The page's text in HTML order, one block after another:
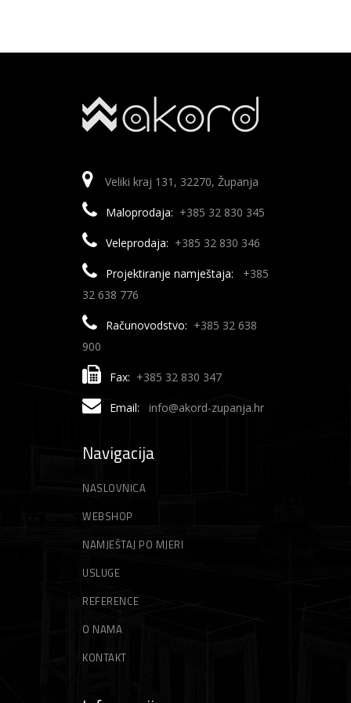
Veliki kraj 131, 32270, Županja
Maloprodaja: +385 32 830 345
Veleprodaja: +385 32 830 346
Projektiranje namještaja:
+385
32 638 776
Računovodstvo: +385 32 638
900
Fax: +385 32 830 347
Email: info@akord-zupanja.hr
Navigacija
NASLOVNICA
WEBSHOP
NAMJEŠTAJ PO MJERI
USLUGE
REFERENCE
O NAMA
KONTAKT